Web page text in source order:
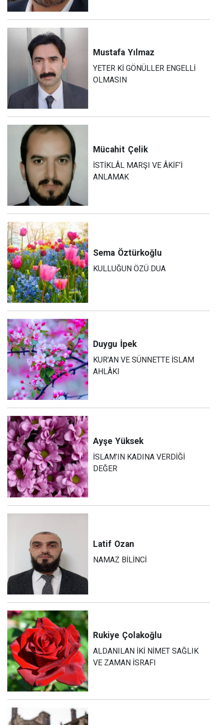
Mustafa Yılmaz
YETER Kİ GÖNÜLLER ENGELLİ
OLMASIN
Mücahit Çelik
İSTİKLÂL MARŞI VE ÂKİF’İ
ANLAMAK
Sema Öztürkoğlu
KULLUĞUN ÖZÜ DUA
Duygu İpek
KUR’AN VE SÜNNETTE İSLAM
AHLÂKI
Ayşe Yüksek
İSLAM’IN KADINA VERDİĞİ
DEĞER
Latif Ozan
NAMAZ BİLİNCİ
Rukiye Çolakoğlu
ALDANILAN İKİ NİMET SAĞLIK
VE ZAMAN İSRAFI